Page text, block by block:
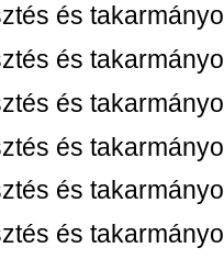
és
és
és
és
és
és